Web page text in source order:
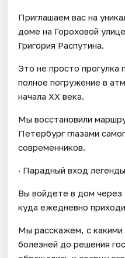
Приглашаем вас на
доме на Гороховой
Григория Распутина.
Это не просто прогулка
полное погружение в
начала XX века.
Мы восстановили
Петербург глазами
современников.
· Парадный вход
Вы войдете в дом
куда ежедневно
Мы расскажем, с какими
болезней до решения